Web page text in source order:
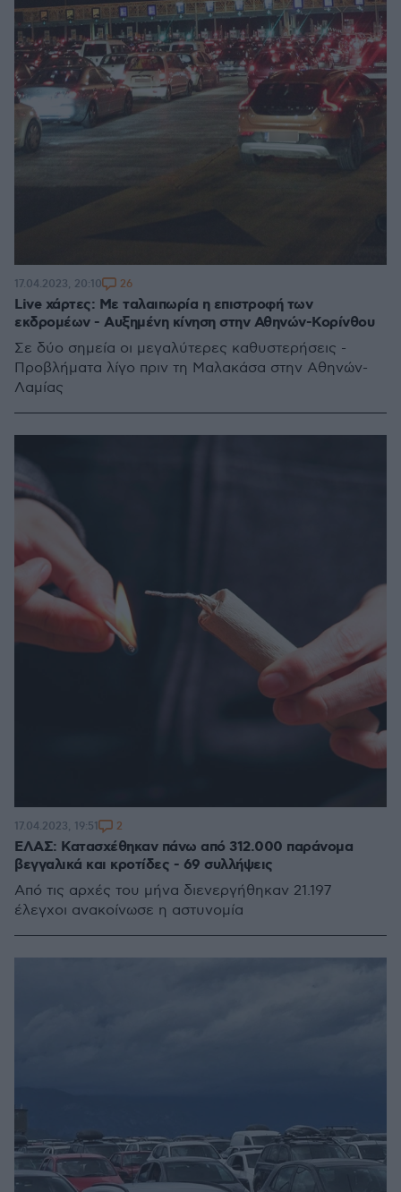
Live χάρτες: Με ταλαιπωρία η επιστροφή των
εκδρομέων - Αυξημένη κίνηση στην Αθηνών-Κορίνθου
Σε δύο σημεία οι μεγαλύτερες καθυστερήσεις -
Προβλήματα λίγο πριν τη Μαλακάσα στην Αθηνών-
Λαμίας
17.04.2023, 20:10 26
ΕΛΑΣ: Κατασχέθηκαν πάνω από 312.000 παράνομα
βεγγαλικά και κροτίδες - 69 συλλήψεις
Από τις αρχές του μήνα διενεργήθηκαν 21.197
έλεγχοι ανακοίνωσε η αστυνομία
17.04.2023, 19:51 2